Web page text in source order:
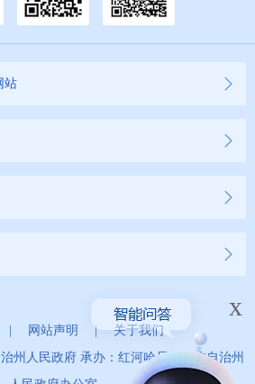
站
网站声明 |关于我们
州人民政府 承办：红河哈尼族彝族自治州
x